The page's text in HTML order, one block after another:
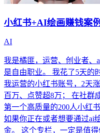
小红书+AI绘画赚钱案
AI
我是橘匪，运营、创业者、
是自由职业。 我花了5天的
我运营的小红书账号，2天
百万、点赞超8万； 在社群
第一个高质量的200人小红
如果你正在或者想要通过ai
金。 这个专栏，一定是值